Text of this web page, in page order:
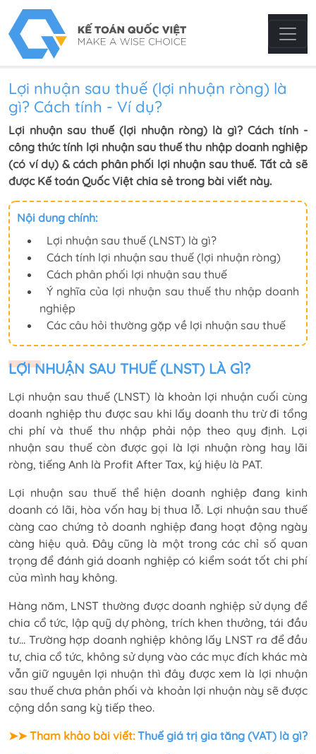
Lợi nhuận sau thuế (lợi nhuận ròng) là
gì? Cách tính - Ví dụ?
Lợi nhuận sau thuế (lợi nhuận ròng) là gì? Cách tính -
công thức tính lợi nhuận sau thuế thu nhập doanh nghiệp
(có ví dụ) & cách phân phối lợi nhuận sau thuế. Tất cả sẽ
được Kế toán Quốc Việt chia sẻ trong bài viết này.
Nội dung chính:
Lợi nhuận sau thuế (LNST) là gì?
Cách tính lợi nhuận sau thuế (lợi nhuận ròng)
Cách phân phối lợi nhuận sau thuế
Ý nghĩa của lợi nhuận sau thuế thu nhập doanh
nghiệp
Các câu hỏi thường gặp về lợi nhuận sau thuế
LỢI NHUẬN SAU THUẾ (LNST) LÀ GÌ?
Lợi nhuận sau thuế (LNST) là khoản lợi nhuận cuối cùng
doanh nghiệp thu được sau khi lấy doanh thu trừ đi tổng
chi phí và thuế thu nhập phải nộp theo quy định. Lợi
nhuận sau thuế còn được gọi là lợi nhuận ròng hay lãi
ròng, tiếng Anh là Profit After Tax, ký hiệu là PAT.
Lợi nhuận sau thuế thể hiện doanh nghiệp đang kinh
doanh có lãi, hòa vốn hay bị thua lỗ. Lợi nhuận sau thuế
càng cao chứng tỏ doanh nghiệp đang hoạt động ngày
càng hiệu quả. Đây cũng là một trong các chỉ số quan
trọng để đánh giá doanh nghiệp có kiểm soát tốt chi phí
của mình hay không.
Hàng năm, LNST thường được doanh nghiệp sử dụng để
chia cổ tức, lập quỹ dự phòng, trích khen thưởng, tái đầu
tư… Trường hợp doanh nghiệp không lấy LNST ra để đầu
tư, chia cổ tức, không sử dụng vào các mục đích khác mà
vẫn giữ nguyên lợi nhuận thì đây được xem là lợi nhuận
sau thuế chưa phân phối và khoản lợi nhuận này sẽ được
cộng dồn sang kỳ tiếp theo.
➤➤ Tham khảo bài viết: Thuế giá trị gia tăng (VAT) là gì?